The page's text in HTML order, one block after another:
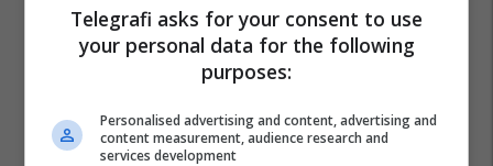
Telegrafi asks for your consent to use
your personal data for the following
purposes:
Personalised advertising and content, advertising and
content measurement, audience research and
services development